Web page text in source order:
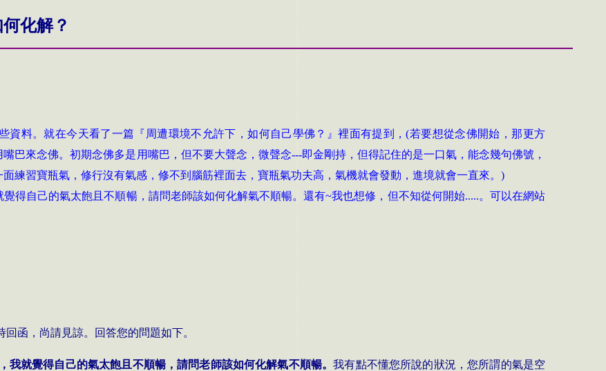
化解？
資料。就在今天看了一篇『周遭環境不允許下，如何自己學佛？』裡面有提到，(若要想從念佛開始，那更方
巴來念佛。初期念佛多是用嘴巴，但不要大聲念，微聲念---即金剛持，但得記住的是一口氣，能念幾句佛號，
練習寶瓶氣，修行沒有氣感，修不到腦筋裡面去，寶瓶氣功夫高，氣機就會發動，進境就會一直來。 )
得自己的氣太飽且不順暢，請問老師該如何化解氣不順暢。還有~我也想修，但不知從何開始.....。可以在網站
函，尚請見諒。回答您的問題如下。
我就覺得自己的氣太飽且不順暢，請問老師該如何化解氣不順暢。我有點不懂您所說的狀況，您所謂的氣是空